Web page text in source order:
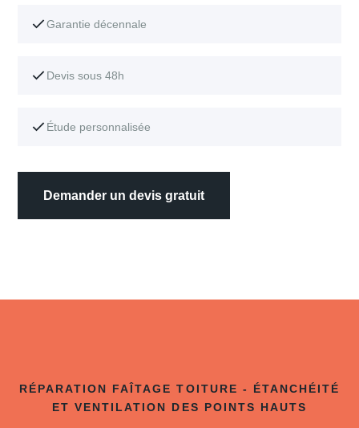
Garantie décennale
Devis sous 48h
Étude personnalisée
Demander un devis gratuit
RÉPARATION FAÎTAGE TOITURE - ÉTANCHÉITÉ
ET VENTILATION DES POINTS HAUTS